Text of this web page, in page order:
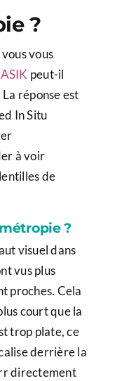
?
vous
peut-il
réponse est
In Situ
à voir
de
?
visuel dans
vus plus
proches. Cela
court que la
trop plate, ce
derrière la
directement